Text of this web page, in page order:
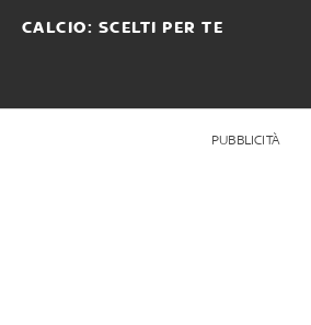
CALCIO: SCELTI PER TE
PUBBLICITÀ